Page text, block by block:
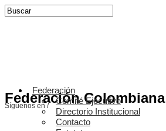
Federación
Síguenos en /
Federación
Comité Ejecutivo
Directorio Institucional
Contacto